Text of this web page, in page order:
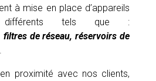
à mise en place d’appareils
différents tels que :
de réseau, réservoirs de
proximité avec nos clients,